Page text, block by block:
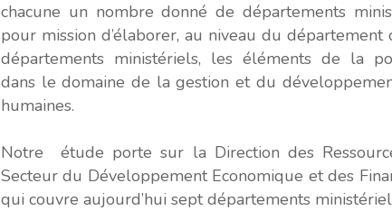
chacune un nombre donné de départements
pour mission d’élaborer, au niveau du
départements ministériels, les éléments de la
dans le domaine de la gestion et du
humaines.
Notre étude porte sur la Direction des
Secteur du Développement Economique et des
qui couvre aujourd’hui sept départements